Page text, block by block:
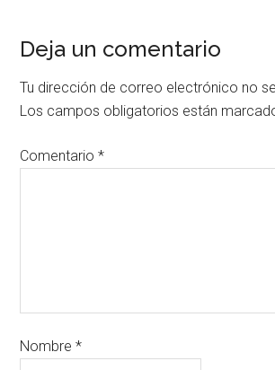
Deja un comentario
Tu dirección de correo electrónico no
Los campos obligatorios están
Comentario*
Nombre*